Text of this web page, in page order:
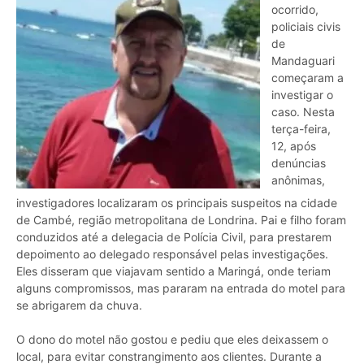
ocorrido,
policiais civis
de
Mandaguari
começaram a
investigar o
caso. Nesta
terça-feira,
12, após
denúncias
anônimas,
investigadores localizaram os principais suspeitos na cidade
de Cambé, região metropolitana de Londrina. Pai e filho foram
conduzidos até a delegacia de Polícia Civil, para prestarem
depoimento ao delegado responsável pelas investigações.
Eles disseram que viajavam sentido a Maringá, onde teriam
alguns compromissos, mas pararam na entrada do motel para
se abrigarem da chuva.
O dono do motel não gostou e pediu que eles deixassem o
local, para evitar constrangimento aos clientes. Durante a